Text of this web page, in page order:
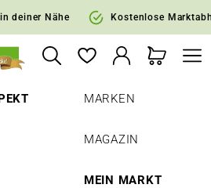
springen
deiner Nähe Kostenlose
MARKEN
MAGAZIN
MEIN MARKT